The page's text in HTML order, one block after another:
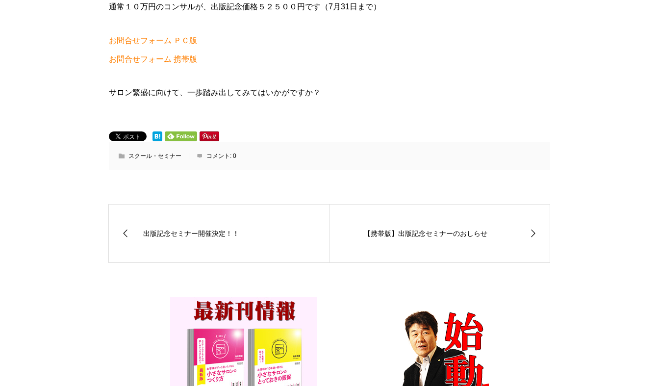
通常１０万円のコンサルが、出版記念価格５２５００円です（7月31日まで）
お問合せフォーム ＰＣ版
お問合せフォーム 携帯版
サロン繁盛に向けて、一歩踏み出してみてはいかがですか？
スクール・セミナー コメント: 0
出版記念セミナー開催決定！！ 【携帯版】出版記念セミナーのおしらせ